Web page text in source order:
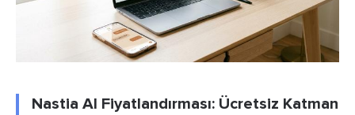
Nastia AI Fiyatlandırması: Ücretsiz Katman